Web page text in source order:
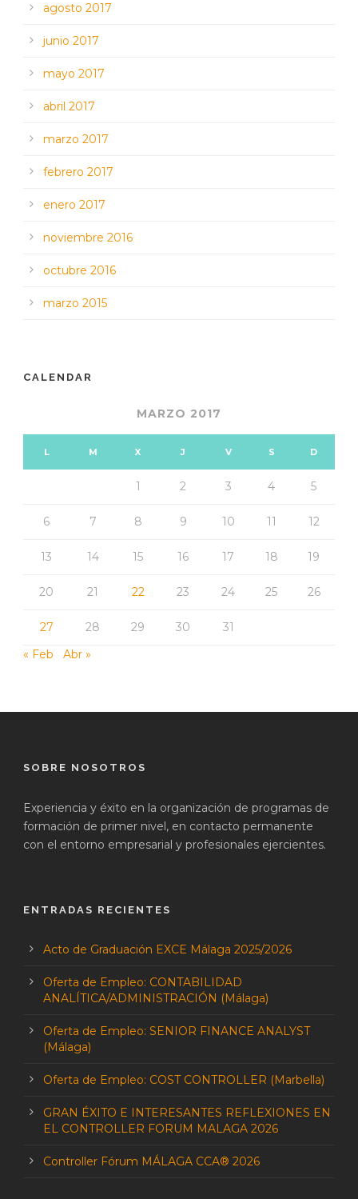
agosto 2017
junio 2017
mayo 2017
abril 2017
marzo 2017
febrero 2017
enero 2017
noviembre 2016
octubre 2016
marzo 2015
CALENDAR
MARZO 2017
L M X J V S D
1 2 3 4 5
6 7 8 9 10 11 12
13 14 15 16 17 18 19
20 21 22 23 24 25 26
27 28 29 30
31
« Feb
Abr »
SOBRE NOSOTROS
Experiencia y éxito en la organización de programas de
formación de primer nivel, en contacto permanente
con el entorno empresarial y profesionales ejercientes.
ENTRADAS RECIENTES
Acto de Graduación EXCE Málaga 2025/2026
Oferta de Empleo: CONTABILIDAD
ANALÍTICA/ADMINISTRACIÓN (Málaga)
Oferta de Empleo: SENIOR FINANCE ANALYST
(Málaga)
Oferta de Empleo: COST CONTROLLER (Marbella)
GRAN ÉXITO E INTERESANTES REFLEXIONES EN
EL CONTROLLER FORUM MALAGA 2026
Controller Fórum MÁLAGA CCA® 2026